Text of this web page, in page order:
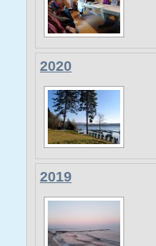
2020
2019